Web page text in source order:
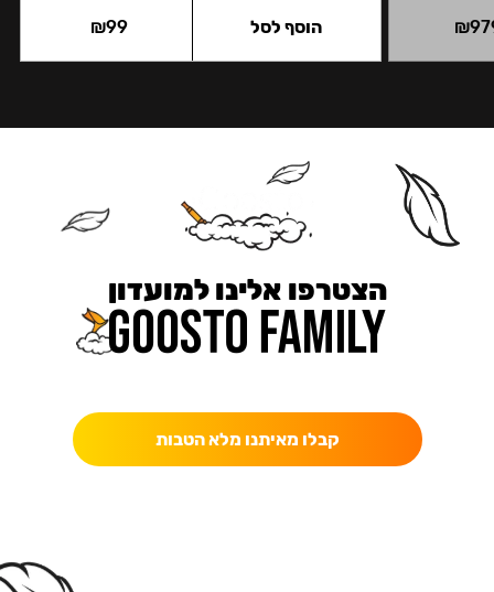
₪
₪99 הוסף לסל
הצטרפו אלינו למועדון
קבלו מאיתנו מלא הטבות